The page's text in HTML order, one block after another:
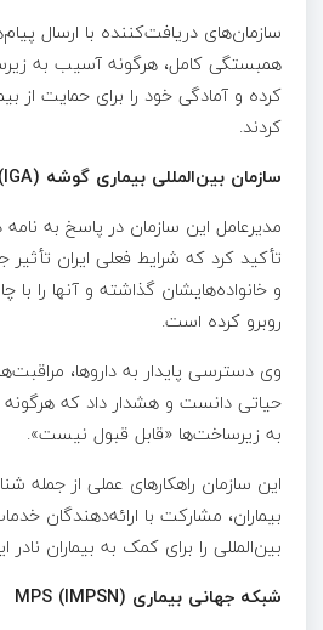
سازمان‌های دریافت‌کننده با ارسال
همبستگی کامل، هرگونه آسیب به
کرده و آمادگی خود را برای حمایت از
کردند.
سازمان بین‌المللی بیماری گوشه (IGA)
مدیرعامل این سازمان در پاسخ به نامه
تأکید کرد که شرایط فعلی ایران تأثیر
و خانواده‌هایشان گذاشته و آنها را
روبرو کرده است.
وی دسترسی پایدار به داروها،
حیاتی دانست و هشدار داد که
به زیرساخت‌ها «قابل قبول نیست».
این سازمان راهکارهای عملی از جمله
بیماران، مشارکت با ارائه‌دهندگان
بین‌المللی را برای کمک به بیماران نادر
شبکه جهانی بیماری MPS (IMPSN)